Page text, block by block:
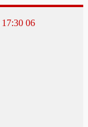
17:30 06